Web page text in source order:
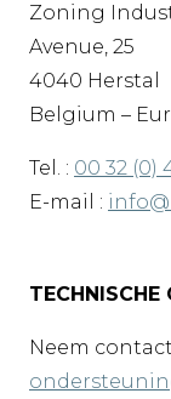
Zoning
Avenue, 25
4040 Herstal
Belgium –
Tel. : 00 32 (0)
E-mail :
TECHNISCHE
Neem